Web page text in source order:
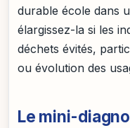
durable école dans
élargissez-la si les
déchets évités,
ou évolution des
Le mini-